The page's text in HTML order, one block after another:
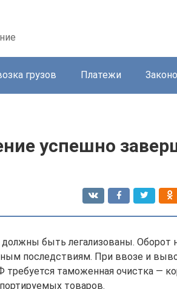
грузов Платежи
успешно
быть легализованы. Оборот
последствиям. При ввозе и
таможенная очистка —
товаров.